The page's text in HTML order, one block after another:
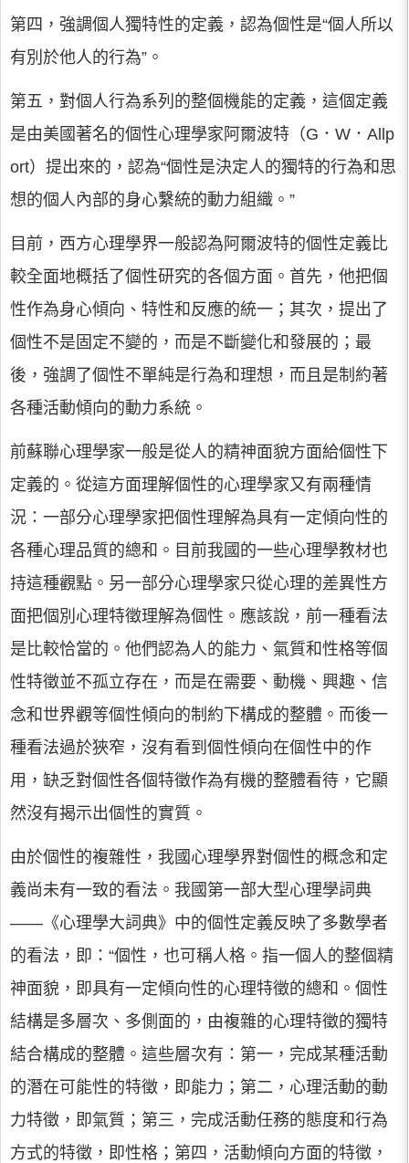
第四，強調個人獨特性的定義，認為個性是“個人所以
有別於他人的行為”。
第五，對個人行為系列的整個機能的定義，這個定義
是由美國著名的個性心理學家阿爾波特（G．W．Allp
ort）提出來的，認為“個性是決定人的獨特的行為和思
想的個人內部的身心繫統的動力組織。”
目前，西方心理學界一般認為阿爾波特的個性定義比
較全面地概括了個性研究的各個方面。首先，他把個
性作為身心傾向、特性和反應的統一；其次，提出了
個性不是固定不變的，而是不斷變化和發展的；最
後，強調了個性不單純是行為和理想，而且是制約著
各種活動傾向的動力系統。
前蘇聯心理學家一般是從人的精神面貌方面給個性下
定義的。從這方面理解個性的心理學家又有兩種情
況：一部分心理學家把個性理解為具有一定傾向性的
各種心理品質的總和。目前我國的一些心理學教材也
持這種觀點。另一部分心理學家只從心理的差異性方
面把個別心理特徵理解為個性。應該說，前一種看法
是比較恰當的。他們認為人的能力、氣質和性格等個
性特徵並不孤立存在，而是在需要、動機、興趣、信
念和世界觀等個性傾向的制約下構成的整體。而後一
種看法過於狹窄，沒有看到個性傾向在個性中的作
用，缺乏對個性各個特徵作為有機的整體看待，它顯
然沒有揭示出個性的實質。
由於個性的複雜性，我國心理學界對個性的概念和定
義尚未有一致的看法。我國第一部大型心理學詞典
——《心理學大詞典》中的個性定義反映了多數學者
的看法，即：“個性，也可稱人格。指一個人的整個精
神面貌，即具有一定傾向性的心理特徵的總和。個性
結構是多層次、多側面的，由複雜的心理特徵的獨特
結合構成的整體。這些層次有：第一，完成某種活動
的潛在可能性的特徵，即能力；第二，心理活動的動
力特徵，即氣質；第三，完成活動任務的態度和行為
方式的特徵，即性格；第四，活動傾向方面的特徵，